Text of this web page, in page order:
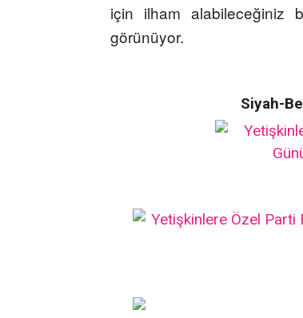
için ilham alabileceğiniz
görünüyor.
Siyah-